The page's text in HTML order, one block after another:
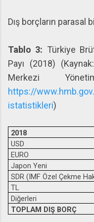
Dış borçların parasal
Tablo 3: Türkiye
Payı (2018)
Merkezi
https://
istatistikleri)
2018
USD
EURO
Japon Yeni
SDR (IMF Özel Çekme
TL
Diğerleri
TOPLAM DIŞ BORÇ